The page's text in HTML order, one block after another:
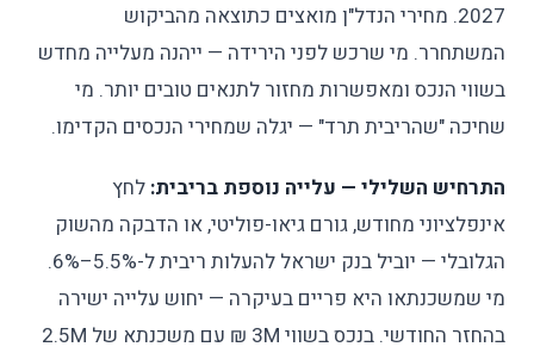
2027. מחירי הנדל"ן מואצים כתוצאה מהביקוש
המשתחרר. מי שרכש לפני הירידה — ייהנה מעלייה מחדש
בשווי הנכס ומאפשרות מחזור לתנאים טובים יותר. מי
שחיכה "שהריבית תרד" — יגלה שמחירי הנכסים הקדימו.
התרחיש השלילי — עלייה נוספת בריבית: לחץ
אינפלציוני מחודש, גורם גיאו-פוליטי, או הדבקה מהשוק
הגלובלי — יוביל בנק ישראל להעלות ריבית ל-5.5%–6%.
מי שמשכנתאו היא פריים בעיקרה — יחוש עלייה ישירה
בהחזר החודשי. בנכס בשווי 3M ₪ עם משכנתא של 2.5M